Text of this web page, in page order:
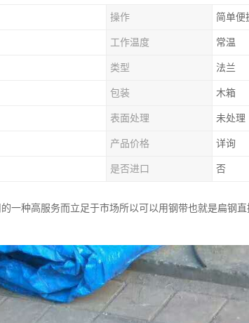
操作 简单便
工作温度 常温
类型 法兰
包装 木箱
表面处理 未处理
产品价格 详询
是否进口 否
一种高服务而立足于市场所以可以用钢带也就是扁钢